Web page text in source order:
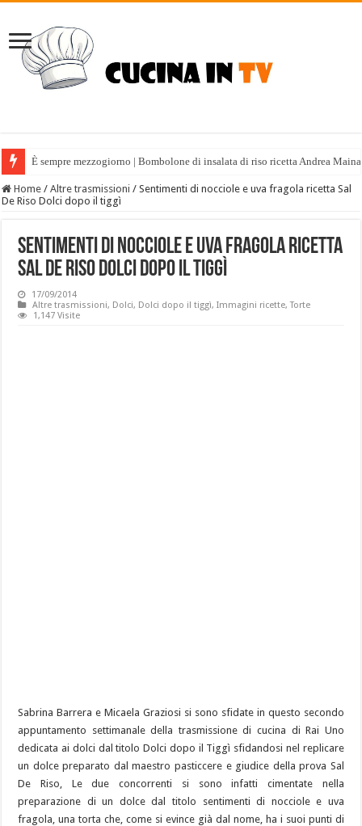
È sempre mezzogiorno | Bombolone di insalata di riso ricetta Andrea
Home / Altre trasmissioni / Sentimenti di nocciole e uva fragola ricetta Sal
De Riso Dolci dopo il tiggì
Sentimenti di nocciole e uva fragola ricetta
Sal De Riso Dolci dopo il tiggì
17/09/2014
Altre trasmissioni, Dolci, Dolci dopo il tiggì,Immagini ricette,Torte
1,147 Visite
Sabrina Barrera e Micaela Graziosi si sono sfidate in questo secondo
appuntamento settimanale della trasmissione di cucina di Rai Uno
dedicata ai dolci dal titolo Dolci dopo il Tiggì sfidandosi nel replicare
un dolce preparato dal maestro pasticcere e giudice della prova Sal
De Riso, Le due concorrenti si sono infatti cimentate nella
preparazione di un dolce dal titolo sentimenti di nocciole e uva
fragola, una torta che, come si evince già dal nome, ha i suoi punti di